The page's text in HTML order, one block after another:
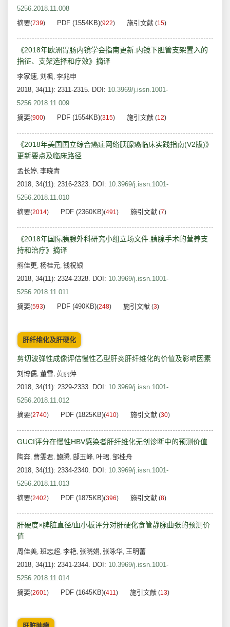
5256.2018.11.008
摘要(739) PDF (1554KB)(922) 施引文献 (15)
《2018年欧洲胃肠内镜学会指南更新:内镜下胆管支架置入的
指征、支架选择和疗效》摘译
李家速, 刘枫, 李兆申
2018, 34(11): 2311-2315. DOI: 10.3969/j.issn.1001-
5256.2018.11.009
摘要(900) PDF (1554KB)(315) 施引文献 (12)
《2018年美国国立综合癌症网络胰腺癌临床实践指南(V2版)》
更新要点及临床路径
孟长婷, 李晓青
2018, 34(11): 2316-2323. DOI: 10.3969/j.issn.1001-
5256.2018.11.010
摘要(2014) PDF (2360KB)(491) 施引文献 (7)
《2018年国际胰腺外科研究小组立场文件:胰腺手术的营养支
持和治疗》摘译
熊佳更, 杨桂元, 钱祝银
2018, 34(11): 2324-2328. DOI: 10.3969/j.issn.1001-
5256.2018.11.011
摘要(593) PDF (490KB)(248) 施引文献 (3)
肝纤维化及肝硬化
剪切波弹性成像评估慢性乙型肝炎肝纤维化的价值及影响因素
刘博儒, 董雪, 黄丽萍
2018, 34(11): 2329-2333. DOI: 10.3969/j.issn.1001-
5256.2018.11.012
摘要(2740) PDF (1825KB)(410) 施引文献 (30)
GUCI评分在慢性HBV感染者肝纤维化无创诊断中的预测价值
陶奔, 曹雯君, 鲍腾, 郜玉峰, 叶珺, 邹桂舟
2018, 34(11): 2334-2340. DOI: 10.3969/j.issn.1001-
5256.2018.11.013
摘要(2402) PDF (1875KB)(396) 施引文献 (8)
肝硬度×脾脏直径/血小板评分对肝硬化食管静脉曲张的预测价
值
周佳美, 班志超, 李艳, 张晓娟, 张咏华, 王明蕾
2018, 34(11): 2341-2344. DOI: 10.3969/j.issn.1001-
5256.2018.11.014
摘要(2601) PDF (1645KB)(411) 施引文献 (13)